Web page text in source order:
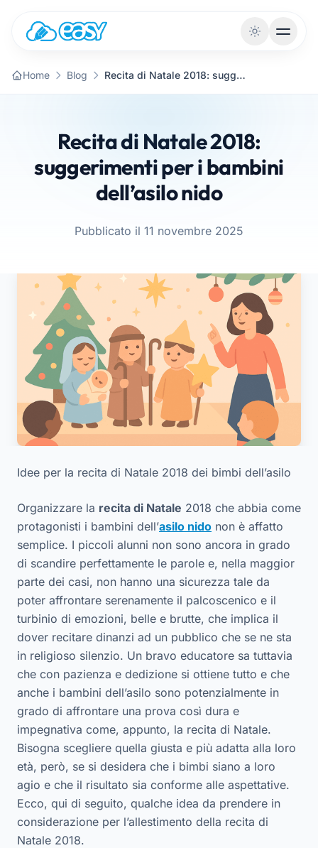
Home Blog Recita di Natale 2018: suggerimenti per i bambini dell’asilo nido
Recita di Natale 2018:
suggerimenti per i bambini
dell’asilo nido
Pubblicato il 11 novembre 2025
Idee per la recita di Natale 2018 dei bimbi dell’asilo
Organizzare la recita di Natale 2018 che abbia come
protagonisti i bambini dell’asilo nido non è affatto
semplice. I piccoli alunni non sono ancora in grado
di scandire perfettamente le parole e, nella maggior
parte dei casi, non hanno una sicurezza tale da
poter affrontare serenamente il palcoscenico e il
turbinio di emozioni, belle e brutte, che implica il
dover recitare dinanzi ad un pubblico che se ne sta
in religioso silenzio. Un bravo educatore sa tuttavia
che con pazienza e dedizione si ottiene tutto e che
anche i bambini dell’asilo sono potenzialmente in
grado di affrontare una prova così dura e
impegnativa come, appunto, la recita di Natale.
Bisogna scegliere quella giusta e più adatta alla loro
età, però, se si desidera che i bimbi siano a loro
agio e che il risultato sia conforme alle aspettative.
Ecco, qui di seguito, qualche idea da prendere in
considerazione per l’allestimento della recita di
Natale 2018.